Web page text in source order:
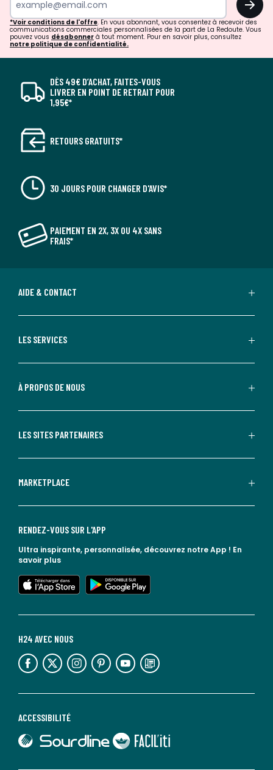
*Voir conditions de l'offre. En vous abonnant, vous consentez à recevoir des
communications commerciales personnalisées de la part de La Redoute. Vous
pouvez vous désabonner à tout moment. Pour en savoir plus, consultez
notre politique de confidentialité.
DÈS 49€ D’ACHAT, FAITES-VOUS
LIVRER EN POINT DE RETRAIT POUR
1,95€*
RETOURS GRATUITS*
30 JOURS POUR CHANGER D'AVIS*
PAIEMENT EN 2X, 3X OU 4X SANS
FRAIS*
AIDE & CONTACT
LES SERVICES
À PROPOS DE NOUS
LES SITES PARTENAIRES
MARKETPLACE
ACCESSIBILITÉ
lien vers Faciliti
H24 AVEC NOUS
lien vers l'espace réseaux sociaux lien vers l'espace réseaux sociaux lien vers l'espace réseaux sociaux lien vers l'espace réseaux sociaux lien vers l'espace réseaux sociaux lien vers le blog la redoute
RENDEZ-VOUS SUR L'APP
Ultra inspirante, personnalisée, découvrez notre App ! En
savoir plus
lien vers l'app store
lien vers google play